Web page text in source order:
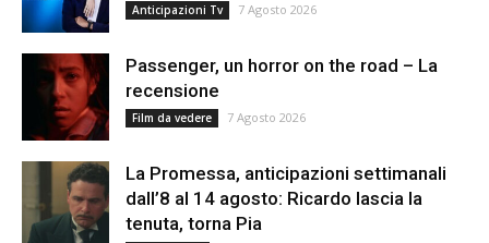
Anticipazioni Tv 7 Agosto 2026
Passenger, un horror on the road – La
recensione
Film da vedere 7 Agosto 2026
La Promessa, anticipazioni settimanali
dall’8 al 14 agosto: Ricardo lascia la
tenuta, torna Pia